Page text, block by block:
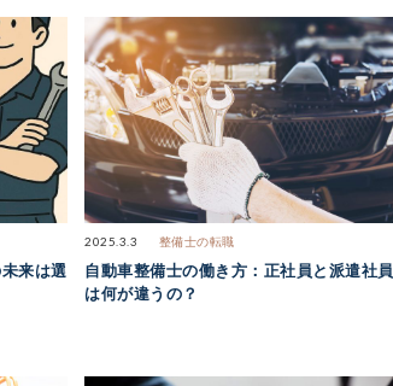
来は選
2025.3.3 整備士の転職
自動車整備士の働き方：正社員と派遣社員
は何が違うの？